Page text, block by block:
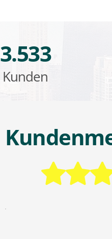
3.533
Kunden